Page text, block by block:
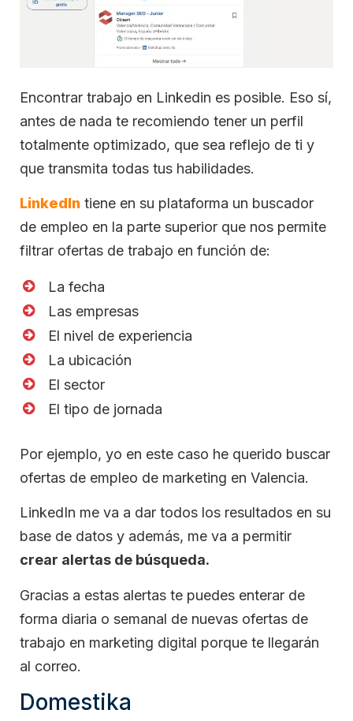
Encontrar trabajo en Linkedin es posible. Eso sí,
antes de nada te recomiendo tener un perfil
totalmente optimizado, que sea reflejo de ti y
que transmita todas tus habilidades.
LinkedIn tiene en su plataforma un buscador
de empleo en la parte superior que nos permite
filtrar ofertas de trabajo en función de:
La fecha
Las empresas
El nivel de experiencia
La ubicación
El sector
El tipo de jornada
Por ejemplo, yo en este caso he querido buscar
ofertas de empleo de marketing en Valencia.
LinkedIn me va a dar todos los resultados en su
base de datos y además, me va a permitir
crear alertas de búsqueda.
Gracias a estas alertas te puedes enterar de
forma diaria o semanal de nuevas ofertas de
trabajo en marketing digital porque te llegarán
al correo.
Domestika